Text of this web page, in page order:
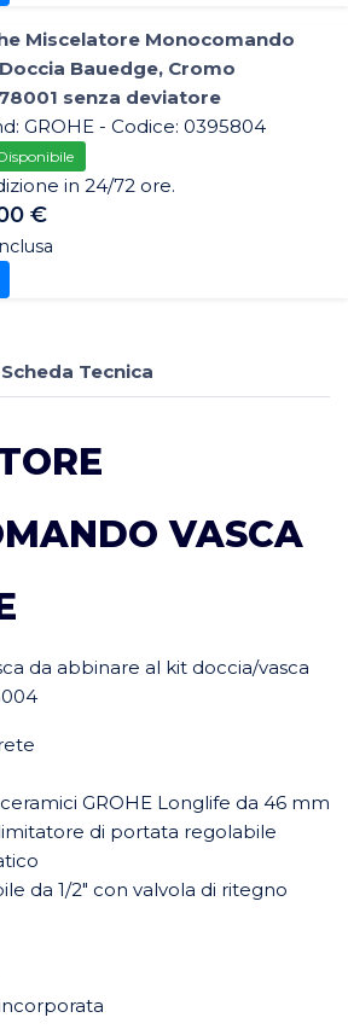
Miscelatore Monocomando
Bauedge, Cromo
senza deviatore
GROHE - Codice: 0395804
in 24/72 ore.
€
Scheda Tecnica
VASCA
da abbinare al kit doccia/vasca
GROHE Longlife da 46 mm
di portata regolabile
da 1/2" con valvola di ritegno